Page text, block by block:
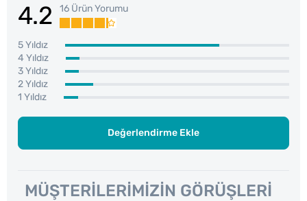
4.2 16 Ürün Yorumu
5 Yıldız
4 Yıldız
3 Yıldız
2 Yıldız
1 Yıldız
Değerlendirme Ekle
MÜŞTERILERIMIZIN GÖRÜŞLERI